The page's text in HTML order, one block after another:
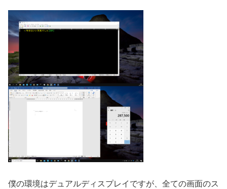
僕の環境はデュアルディスプレイですが、全ての画面のス